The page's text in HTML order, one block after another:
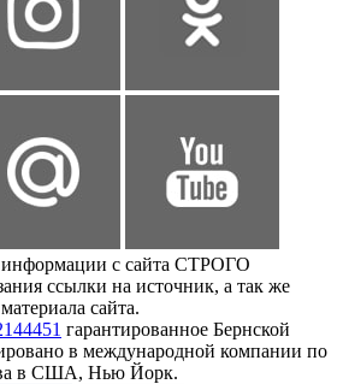
с сайта СТРОГО
ссылки на источник, а так же
сайта.
гарантированное Бернской
в международной компании по
в США, Нью Йорк.